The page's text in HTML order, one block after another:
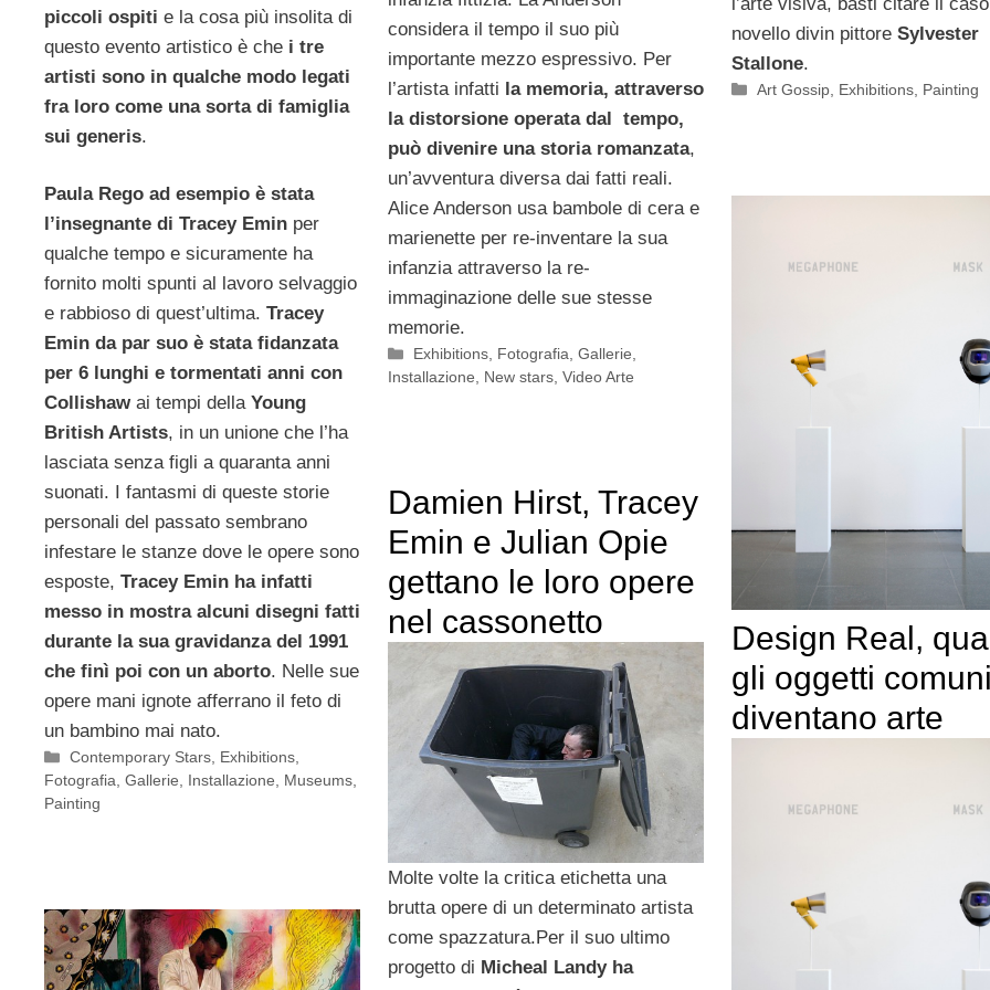
considera il tempo il suo più
importante mezzo espressivo. Per
l’artista infatti la memoria, attraverso
la distorsione operata dal tempo,
può divenire una storia romanzata,
un’avventura diversa dai fatti reali.
Alice Anderson usa bambole di cera e
marienette per re-inventare la sua
infanzia attraverso la re-
immaginazione delle sue stesse
memorie.
Categorie
Exhibitions, Fotografia,Gallerie,
Installazione, New stars, Video Arte
novello divin pittore Sylvester
Stallone.
Categorie
Art Gossip Exhibitions Painting
piccoli ospiti e la cosa più insolita di
questo evento artistico è che i tre
artisti sono in qualche modo legati
fra loro come una sorta di famiglia
sui generis.
Paula Rego ad esempio è stata
l’insegnante di Tracey Emin per
qualche tempo e sicuramente ha
fornito molti spunti al lavoro selvaggio
e rabbioso di quest’ultima. Tracey
Emin da par suo è stata fidanzata
per 6 lunghi e tormentati anni con
Collishaw ai tempi della Young
British Artists, in un unione che l’ha
lasciata senza figli a quaranta anni
suonati. I fantasmi di queste storie
personali del passato sembrano
infestare le stanze dove le opere sono
esposte, Tracey Emin ha infatti
messo in mostra alcuni disegni fatti
durante la sua gravidanza del 1991
che finì poi con un aborto. Nelle sue
opere mani ignote afferrano il feto di
un bambino mai nato.
Categorie
Contemporary Stars, Exhibitions,
Fotografia, Gallerie, Installazione, Museums,
Painting
Design Real,
gli oggetti
diventano arte
Damien Hirst, Tracey
Emin e Julian Opie
gettano le loro opere
nel cassonetto
Molte volte la critica etichetta una
brutta opere di un determinato artista
come spazzatura.Per il suo ultimo
progetto di Micheal Landy ha